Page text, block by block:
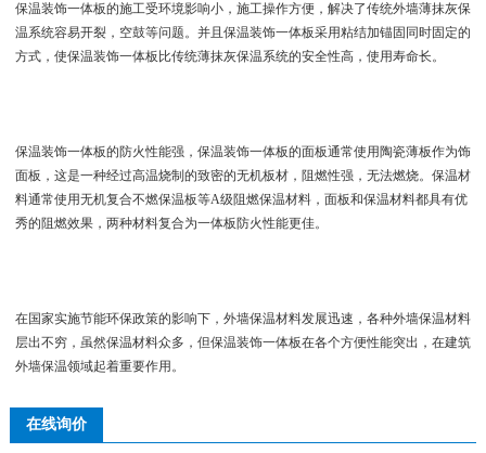
保温装饰一体板的施工受环境影响小，施工操作方便，解决了传统外墙薄抹灰保
温系统容易开裂，空鼓等问题。并且保温装饰一体板采用粘结加锚固同时固定的
方式，使保温装饰一体板比传统薄抹灰保温系统的安全性高，使用寿命长。
保温装饰一体板的防火性能强，保温装饰一体板的面板通常使用陶瓷薄板作为饰
面板，这是一种经过高温烧制的致密的无机板材，阻燃性强，无法燃烧。保温材
料通常使用无机复合不燃保温板等A级阻燃保温材料，面板和保温材料都具有优
秀的阻燃效果，两种材料复合为一体板防火性能更佳。
在国家实施节能环保政策的影响下，外墙保温材料发展迅速，各种外墙保温材料
层出不穷，虽然保温材料众多，但保温装饰一体板在各个方便性能突出，在建筑
外墙保温领域起着重要作用。
在线询价